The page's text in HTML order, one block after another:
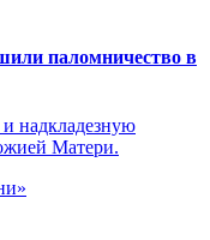
паломничество в
надкладезную
Матери.